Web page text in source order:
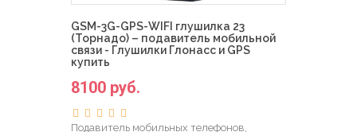
GSM-3G-GPS-WIFI глушилка 23
(Торнадо) – подавитель мобильной
связи - Глушилки Глонасс и GPS
купить
8100 руб.
Подавитель мобильных телефонов,